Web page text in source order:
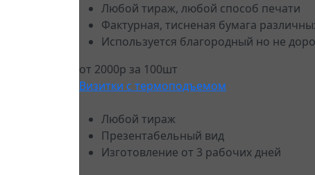
Любой тираж, любой способ печати
Фактурная, тисненая бумага
Используется благородный но не
от 2000р за 100шт
Визитки с термоподъемом
Любой тираж
Презентабельный вид
Изготовление от 3 рабочих дней